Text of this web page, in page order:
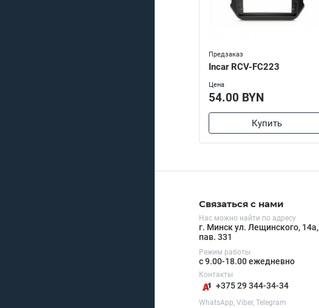
Предзаказ
Incar RCV-FC223
Цена
54.00 BYN
Купить
Связаться с нами
Нас можно найти по адресу
г. Минск ул. Лещинского, 14а,
пав. 331
Режим работы
с 9.00-18.00 ежедневно
Контакты
+375 29 344-34-34
WhatsApp, Viber, Telegram